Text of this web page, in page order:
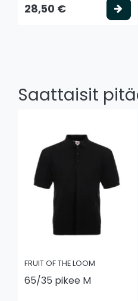
28,50 €
Saattaisit
FRUIT OF THE LOOM
65/35 pikee M